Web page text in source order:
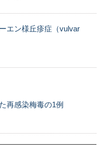
エン様丘疹症（vulvar
再感染梅毒の1例